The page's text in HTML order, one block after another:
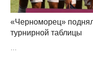
«Черноморец»
турнирной таблицы